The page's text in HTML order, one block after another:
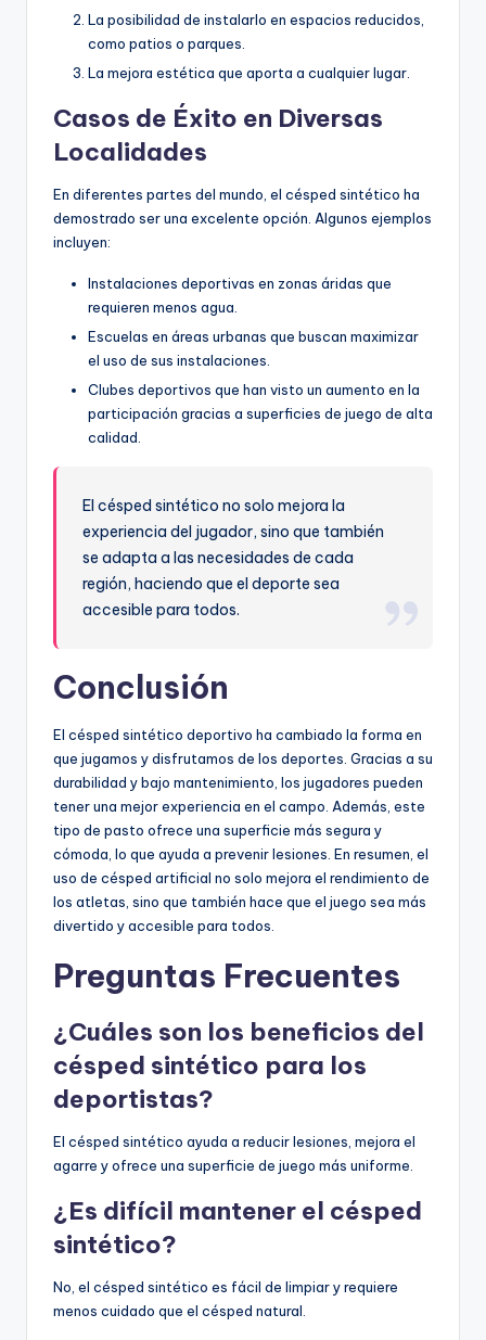
La posibilidad de instalarlo en espacios reducidos,
como patios o parques.
La mejora estética que aporta a cualquier lugar.
Casos de Éxito en Diversas
Localidades
En diferentes partes del mundo, el césped sintético ha
demostrado ser una excelente opción. Algunos ejemplos
incluyen:
Instalaciones deportivas en zonas áridas que
requieren menos agua.
Escuelas en áreas urbanas que buscan maximizar
el uso de sus instalaciones.
Clubes deportivos que han visto un aumento en la
participación gracias a superficies de juego de alta
calidad.
El césped sintético no solo mejora la
experiencia del jugador, sino que también
se adapta a las necesidades de cada
región, haciendo que el deporte sea
accesible para todos.
Conclusión
El césped sintético deportivo ha cambiado la forma en
que jugamos y disfrutamos de los deportes. Gracias a su
durabilidad y bajo mantenimiento, los jugadores pueden
tener una mejor experiencia en el campo. Además, este
tipo de pasto ofrece una superficie más segura y
cómoda, lo que ayuda a prevenir lesiones. En resumen, el
uso de césped artificial no solo mejora el rendimiento de
los atletas, sino que también hace que el juego sea más
divertido y accesible para todos.
Preguntas Frecuentes
¿Cuáles son los beneficios del
césped sintético para los
deportistas?
El césped sintético ayuda a reducir lesiones, mejora el
agarre y ofrece una superficie de juego más uniforme.
¿Es difícil mantener el césped
sintético?
No, el césped sintético es fácil de limpiar y requiere
menos cuidado que el césped natural.